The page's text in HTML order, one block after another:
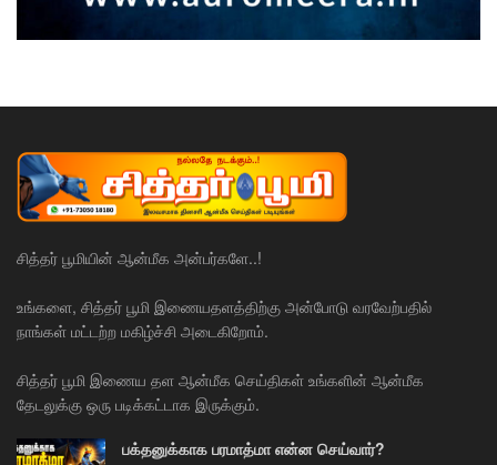
சித்தர் பூமியின் ஆன்மீக அன்பர்களே..!
உங்களை, சித்தர் பூமி இணையதளத்திற்கு அன்போடு வரவேற்பதில்
நாங்கள் மட்டற்ற மகிழ்ச்சி அடைகிறோம்.
சித்தர் பூமி இணைய தள ஆன்மீக செய்திகள் உங்களின் ஆன்மீக
தேடலுக்கு ஒரு படிக்கட்டாக இருக்கும்.
பக்தனுக்காக பரமாத்மா என்ன செய்வார்?